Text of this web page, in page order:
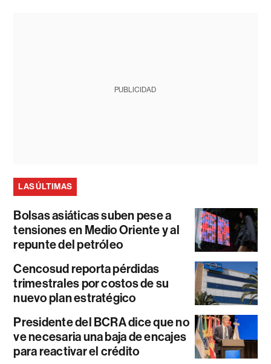
PUBLICIDAD
LAS ÚLTIMAS
Bolsas asiáticas suben pese a
tensiones en Medio Oriente y al
repunte del petróleo
Cencosud reporta pérdidas
trimestrales por costos de su
nuevo plan estratégico
Presidente del BCRA dice que no
ve necesaria una baja de encajes
para reactivar el crédito